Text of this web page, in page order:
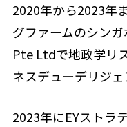
2020年から2023年
グファームのシン
Pte Ltdで地政学リ
ネスデューデリジェ
2023年にEYストラ